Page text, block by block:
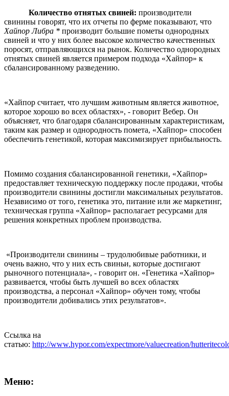
Количество отнятых свиней: производители
свинины говорят, что их отчеты по ферме показывают, что
Хайпор Либра * производит большие пометы однородных
свиней и что у них более высокое количество качественных
поросят, отправляющихся на рынок. Количество однородных
отнятых свиней является примером подхода «Хайпор» к
сбалансированному разведению.
«Хайпор считает, что лучшим животным является животное,
которое хорошо во всех областях», - говорит Вебер. Он
объясняет, что благодаря сбалансированным характеристикам,
таким как размер и однородность помета, «Хайпор» способен
обеспечить генетикой, которая максимизирует прибыльность.
Помимо создания сбалансированной генетики, «Хайпор»
предоставляет техническую поддержку после продажи, чтобы
производители свинины достигли максимальных результатов.
Независимо от того, генетика это, питание или же маркетинг,
техническая группа «Хайпор» располагает ресурсами для
решения конкретных проблем производства.
«Производители свинины – трудолюбивые работники, и
очень важно, что у них есть свиньи, которые достигают
рыночного потенциала», - говорит он. «Генетика «Хайпор»
развивается, чтобы быть лучшей во всех областях
производства, а персонал «Хайпор» обучен тому, чтобы
производители добивались этих результатов».
Ссылка на
статью: http://www.hypor.com/expectmore/valuecreation/
Меню: